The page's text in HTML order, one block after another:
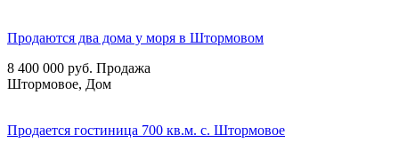
Продаются два дома у моря в Штормовом
8 400 000 руб. Продажа
Штормовое, Дом
Продается гостиница 700 кв.м. с. Штормовое